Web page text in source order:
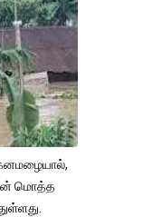
கனமழையால்,
மொத்த